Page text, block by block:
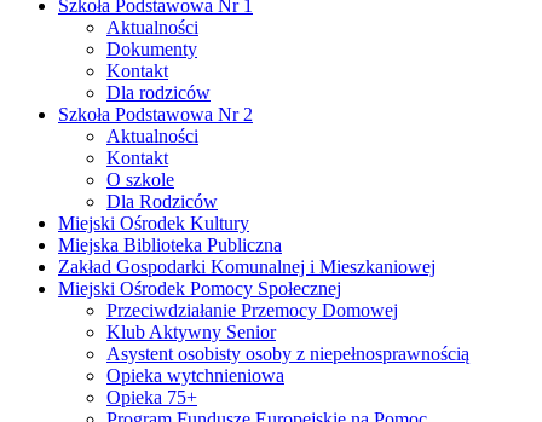
Szkoła Podstawowa Nr 1
Aktualności
Dokumenty
Kontakt
Dla rodziców
Szkoła Podstawowa Nr 2
Aktualności
Kontakt
O szkole
Dla Rodziców
Miejski Ośrodek Kultury
Miejska Biblioteka Publiczna
Zakład Gospodarki Komunalnej i Mieszkaniowej
Miejski Ośrodek Pomocy Społecznej
Przeciwdziałanie Przemocy Domowej
Klub Aktywny Senior
Asystent osobisty osoby z niepełnosprawnością
Opieka wytchnieniowa
Opieka 75+